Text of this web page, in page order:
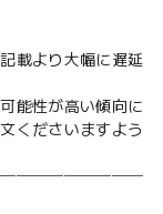
載より大幅に遅延
能性が高い傾向に
くださいますよう